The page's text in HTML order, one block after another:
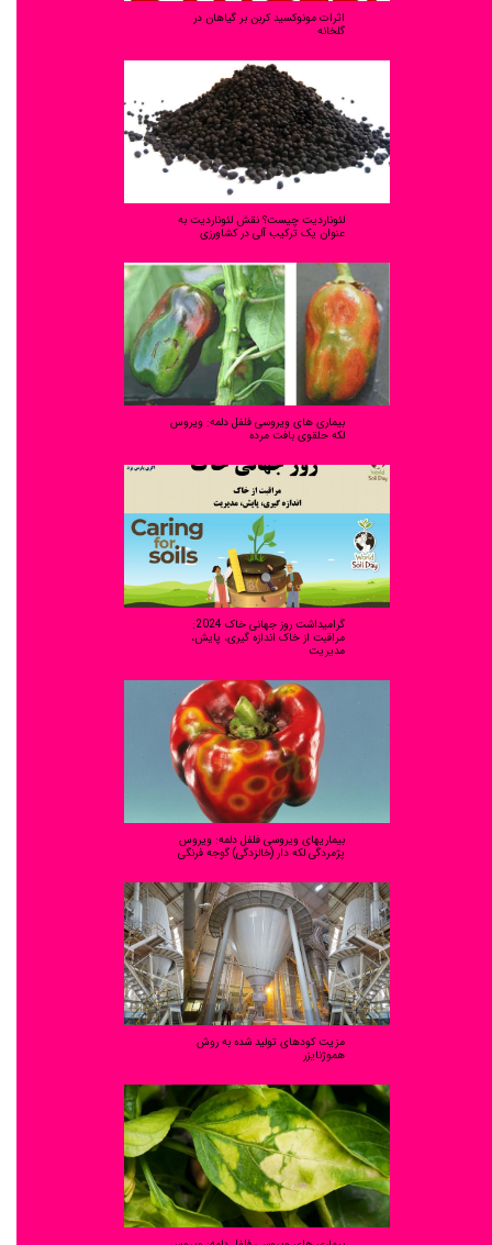
اثرات مونوکسید کربن بر گیاهان در
گلخانه
لئوناردیت چیست؟ نقش لئوناردیت به
عنوان یک ترکیب آلی در کشاورزی
بیماری های ویروسی فلفل دلمه: ویروس
لکه حلقوی بافت مرده
گرامیداشت روز جهانی خاک 2024:
مراقبت از خاک اندازه گیری، پایش،
مدیریت
بیماریهای ویروسی فلفل دلمه: ویروس
پژمردگی لکه دار (خالزدگی) گوجه فرنگی
مزیت کودهای تولید شده به روش
هموژنایزر